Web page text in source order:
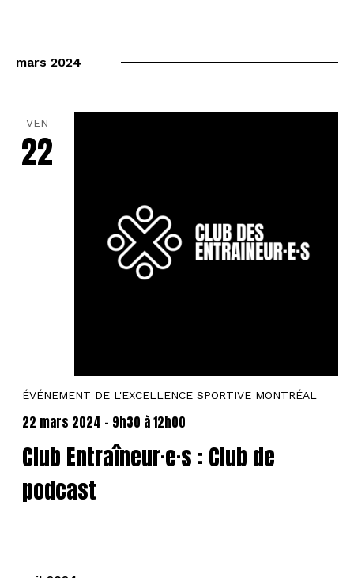
mars 2024
VEN
22
ÉVÉNEMENT DE L'EXCELLENCE SPORTIVE MONTRÉAL
22 mars 2024 - 9h30 à12h00
Club Entraîneur·e·s : Club de
podcast